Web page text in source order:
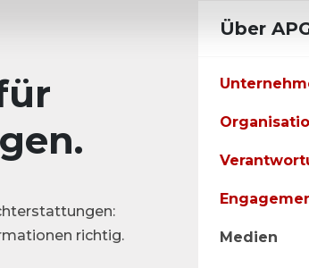
richtig.
Über
Medien